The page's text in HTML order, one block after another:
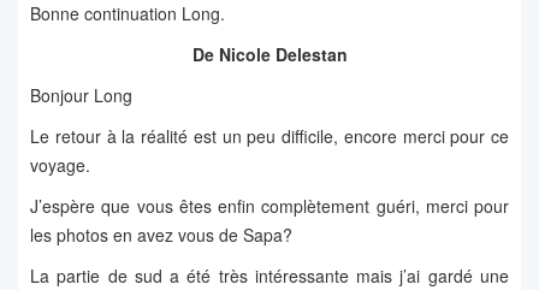
Bonne continuation Long.
De Nicole Delestan
Bonjour Long
Le retour à la réalité est un peu difficile, encore merci pour ce
voyage.
J’espère que vous êtes enfin complètement guéri, merci pour
les photos en avez vous de Sapa?
La partie de sud a été très intéressante mais j’ai gardé une